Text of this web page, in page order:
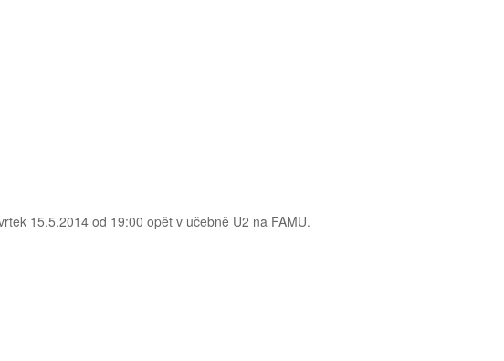
15.5.2014 od 19:00 opět v učebně U2 na FAMU.